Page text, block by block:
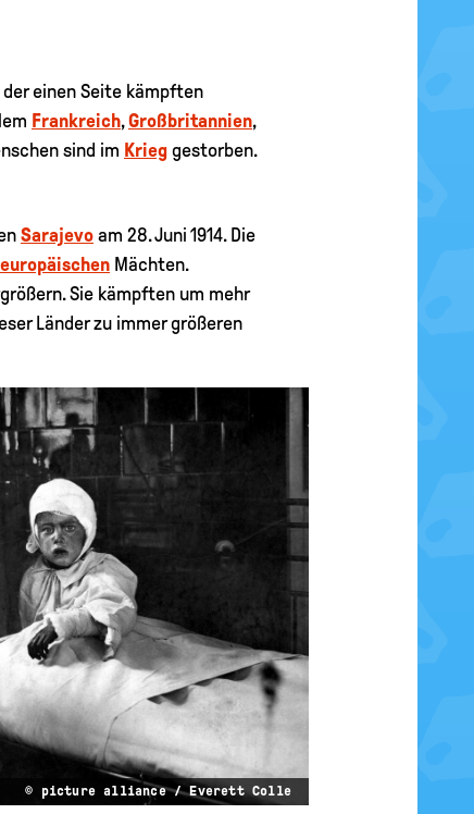
einen Seite kämpften
Frankreich,Großbritannien,
sind im Krieg gestorben.
Sarajevo am 28. Juni 1914. Die
europäischen Mächten.
Sie kämpften um mehr
Länder zu immer größeren
© picture alliance / Everett Colle